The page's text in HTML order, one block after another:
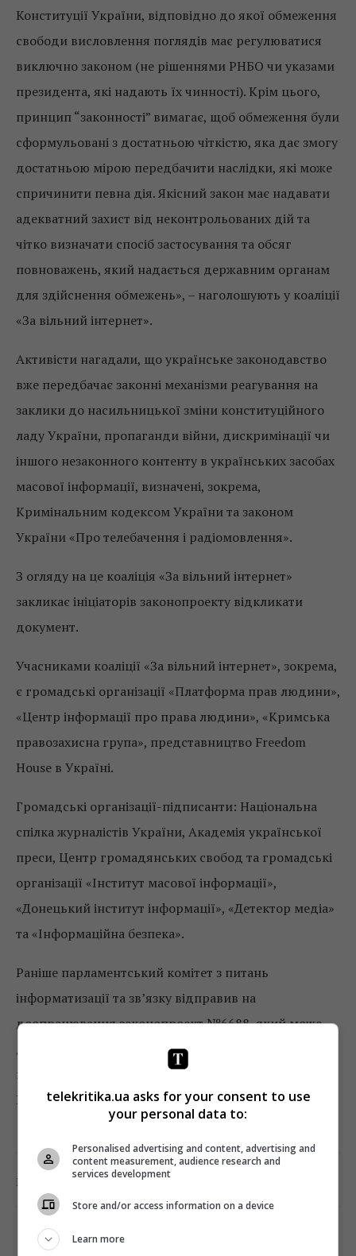
Конституції України, відповідно до якої обмеження
свободи висловлення поглядів має регулюватися
виключно законом (не рішеннями РНБО чи указами
президента, які надають їх чинності). Крім цього,
принцип “законності” вимагає, щоб обмеження були
сформульовані з достатньою чіткістю, яка дає змогу
достатньою мірою передбачити наслідки, які може
спричинити певна дія. Якісний закон має надавати
адекватний захист від неконтрольованих дій та
чітко визначати спосіб застосування та обсяг
повноважень, який надається державним органам
для здійснення обмежень», – наголошують у коаліції
«За вільний інтернет».
Активісти нагадали, що українське законодавство
вже передбачає законні механізми реагування на
заклики до насильницької зміни конституційного
ладу України, пропаганди війни, дискримінації чи
іншого незаконного контенту в українських засобах
масової інформації, визначені, зокрема,
Кримінальним кодексом України та законом
України «Про телебачення і радіомовлення».
З огляду на це коаліція «За вільний інтернет»
закликає ініціаторів законопроекту відкликати
документ.
Учасниками коаліції «За вільний інтернет», зокрема,
є громадські організації «Платформа прав людини»,
«Центр інформації про права людини», «Кримська
правозахисна група», представництво Freedom
House в Україні.
Громадські організації-підписанти: Національна
спілка журналістів України, Академія української
преси, Центр громадянських свобод та громадські
організації «Інститут масової інформації»,
«Донецький інститут інформації», «Детектор медіа»
та «Інформаційна безпека».
Раніше парламентський комітет з питань
інформатизації та зв’язку відправив на
доопрацювання законопроект №6688, який може
дозволити без рішення суду блокувати сайти на 48
годин. Ініціаторами документу №6688 також є Іван
Вінник, Дмитро Тимчук та Тетяна Чорновол.
Поділитись: Facebook
telekritika.ua asks for your consent to use
your personal data to:
Personalised advertising and content, advertising and
content measurement, audience research and
services development
Store and/or access information on a device
Learn more